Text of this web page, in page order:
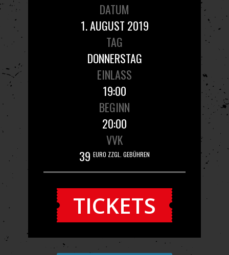
DATUM
1. AUGUST 2019
TAG
DONNERSTAG
EINLASS
19:00
BEGINN
20:00
VVK
39 EURO ZZGL. GEBÜHREN
TICKETS